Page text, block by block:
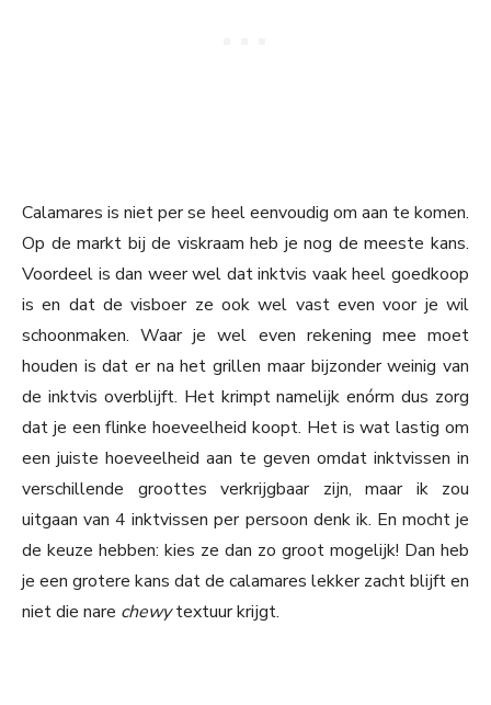
Calamares is niet per se heel eenvoudig om aan te komen.
Op de markt bij de viskraam heb je nog de meeste kans.
Voordeel is dan weer wel dat inktvis vaak heel goedkoop
is en dat de visboer ze ook wel vast even voor je wil
schoonmaken. Waar je wel even rekening mee moet
houden is dat er na het grillen maar bijzonder weinig van
de inktvis overblijft. Het krimpt namelijk enórm dus zorg
dat je een flinke hoeveelheid koopt. Het is wat lastig om
een juiste hoeveelheid aan te geven omdat inktvissen in
verschillende groottes verkrijgbaar zijn, maar ik zou
uitgaan van 4 inktvissen per persoon denk ik. En mocht je
de keuze hebben: kies ze dan zo groot mogelijk! Dan heb
je een grotere kans dat de calamares lekker zacht blijft en
niet die nare chewytextuur krijgt.